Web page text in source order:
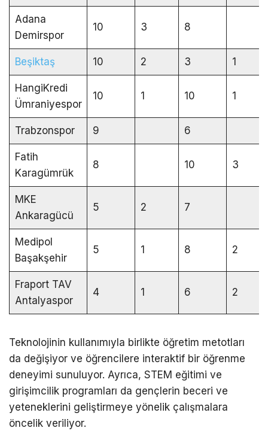
Adana
Demirspor
10 3 8
Beşiktaş 10 2 3 1
HangiKredi
Ümraniyespor
10 1 10 1
Trabzonspor 9 6
Fatih
Karagümrük
8 10 3
MKE
Ankaragücü
5 2 7
Medipol
Başakşehir
5 1 8 2
Fraport TAV
Antalyaspor
4 1 6 2
Teknolojinin kullanımıyla birlikte öğretim metotları
da değişiyor ve öğrencilere interaktif bir öğrenme
deneyimi sunuluyor. Ayrıca, STEM eğitimi ve
girişimcilik programları da gençlerin beceri ve
yeteneklerini geliştirmeye yönelik çalışmalara
öncelik veriliyor.